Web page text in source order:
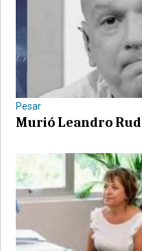
Pesar
Murió Leandro Rud